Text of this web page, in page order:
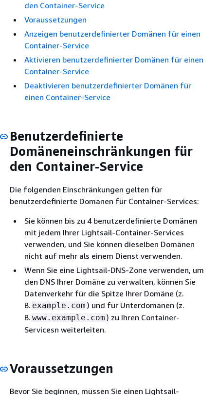
den Container-Service
Voraussetzungen
Anzeigen benutzerdefinierter Domänen für einen
Container-Service
Aktivieren benutzerdefinierter Domänen für einen
Container-Service
Deaktivieren benutzerdefinierter Domänen für
einen Container-Service
Benutzerdefinierte
Domäneneinschränkungen für
den Container-Service
Die folgenden Einschränkungen gelten für
benutzerdefinierte Domänen für Container-Services:
Sie können bis zu 4 benutzerdefinierte Domänen
mit jedem Ihrer Lightsail-Container-Services
verwenden, und Sie können dieselben Domänen
nicht auf mehr als einem Dienst verwenden.
Wenn Sie eine Lightsail-DNS-Zone verwenden, um
den DNS Ihrer Domäne zu verwalten, können Sie
Datenverkehr für die Spitze Ihrer Domäne (z.
B. example.com ) und für Unterdomänen (z.
B. www.example.com ) zu Ihren Container-
Servicesn weiterleiten.
Voraussetzungen
Bevor Sie beginnen, müssen Sie einen Lightsail-